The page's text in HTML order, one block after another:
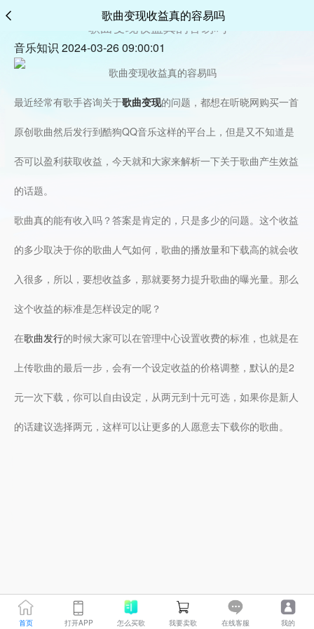
歌曲变现收益真的容易吗
歌曲变现收益真的容易吗
音乐知识 2024-03-26 09:00:01
最近经常有歌手咨询关于歌曲变现的问题，都想在听晓网购买一首
原创歌曲然后发行到酷狗QQ音乐这样的平台上，但是又不知道是
否可以盈利获取收益，今天就和大家来解析一下关于歌曲产生效益
的话题。
歌曲真的能有收入吗？答案是肯定的，只是多少的问题。这个收益
的多少取决于你的歌曲人气如何，歌曲的播放量和下载高的就会收
入很多，所以，要想收益多，那就要努力提升歌曲的曝光量。那么
这个收益的标准是怎样设定的呢？
在歌曲发行的时候大家可以在管理中心设置收费的标准，也就是在
上传歌曲的最后一步，会有一个设定收益的价格调整，默认的是2
元一次下载，你可以自由设定，从两元到十元可选，如果你是新人
的话建议选择两元，这样可以让更多的人愿意去下载你的歌曲。
首页 打开APP 怎么买歌 我要卖歌 在线客服 我的